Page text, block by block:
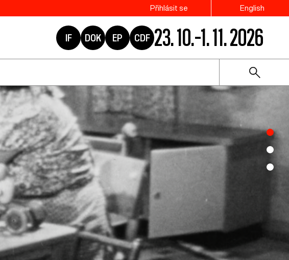
Přihlásit se English
IF DOK EP CDF 23. 10.–1. 11. 2026